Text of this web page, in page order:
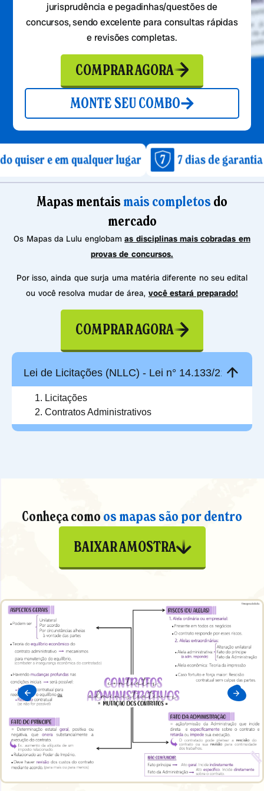
jurisprudência e pegadinhas/questões de
concursos, sendo excelente para consultas rápidas
e revisões completas.
COMPRAR AGORA
MONTE SEU COMBO
qualquer lugar 7 dias de garantia após a
Mapas mentaismais completos do
mercado
Os Mapas da Lulu englobamas disciplinas mais cobradas em
provas de concursos.
Por isso, ainda que surja uma matéria diferente no seu edital
ou você resolva mudar de área, você estará preparado!
COMPRAR AGORA
Lei de Licitações (NLLC) - Lei n° 14.133/21
Licitações
Contratos Administrativos
Conheça como os mapas são por dentro
BAIXAR AMOSTRA